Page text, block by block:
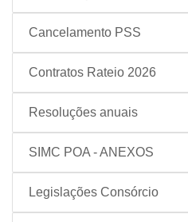
Cancelamento PSS
Contratos Rateio 2026
Resoluções anuais
SIMC POA - ANEXOS
Legislações Consórcio